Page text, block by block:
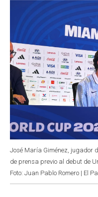
p
n
José María Giménez, jugador
de prensa previo al debut de
Foto: Juan Pablo Romero | El